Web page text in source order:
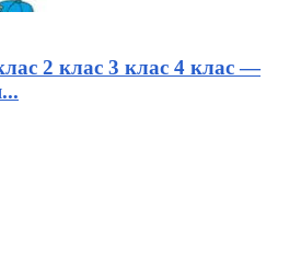
2 клас 3 клас 4 клас —